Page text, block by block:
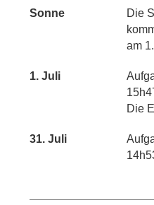
Sonne
Die
am
1. Juli
Die
31. Juli